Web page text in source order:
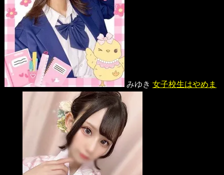
みゆき 女子校生はやめま